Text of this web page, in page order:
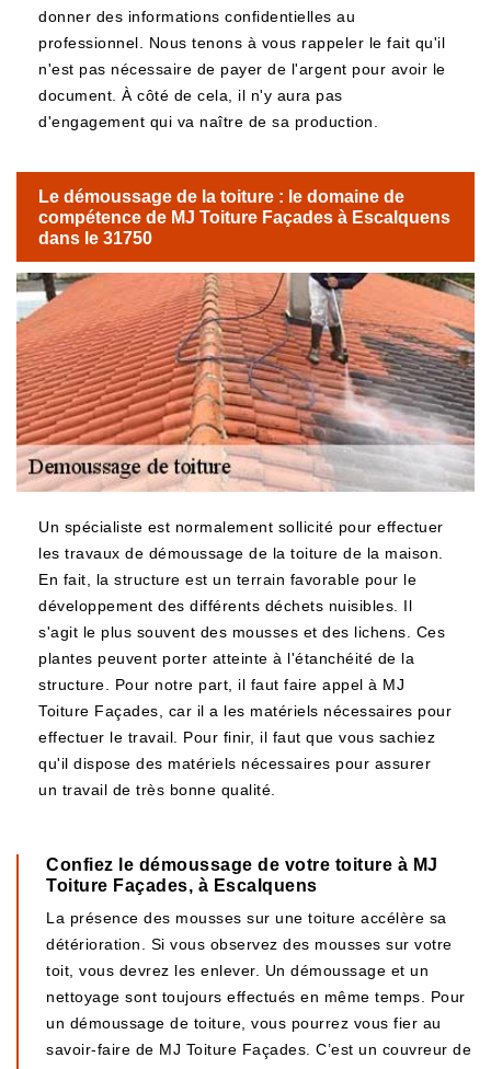
donner des informations confidentielles au
professionnel. Nous tenons à vous rappeler le fait qu'il
n'est pas nécessaire de payer de l'argent pour avoir le
document. À côté de cela, il n'y aura pas
d'engagement qui va naître de sa production.
Le démoussage de la toiture : le domaine de
compétence de MJ Toiture Façades à Escalquens
dans le 31750
Un spécialiste est normalement sollicité pour effectuer
les travaux de démoussage de la toiture de la maison.
En fait, la structure est un terrain favorable pour le
développement des différents déchets nuisibles. Il
s'agit le plus souvent des mousses et des lichens. Ces
plantes peuvent porter atteinte à l'étanchéité de la
structure. Pour notre part, il faut faire appel à MJ
Toiture Façades, car il a les matériels nécessaires pour
effectuer le travail. Pour finir, il faut que vous sachiez
qu'il dispose des matériels nécessaires pour assurer
un travail de très bonne qualité.
Confiez le démoussage de votre toiture à MJ
Toiture Façades, à Escalquens
La présence des mousses sur une toiture accélère sa
détérioration. Si vous observez des mousses sur votre
toit, vous devrez les enlever. Un démoussage et un
nettoyage sont toujours effectués en même temps. Pour
un démoussage de toiture, vous pourrez vous fier au
savoir-faire de MJ Toiture Façades. C’est un couvreur de